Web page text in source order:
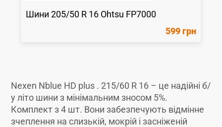
Шини205/50 R 16 Ohtsu FP7000
599 грн
Nexen Nblue HD plus . 215/60 R 16 – це надійні б/
у літо шини з мінімальним зносом 5%.
Комплект з 4 шт. Вони забезпечують відмінне
зчеплення на слизькій, мокрій і засніженій